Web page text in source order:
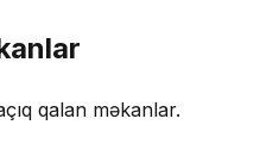
qalan məkanlar.